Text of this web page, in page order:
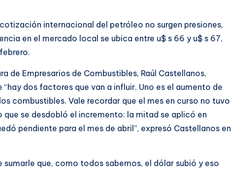
internacional del petróleo no surgen presiones,
en el mercado local se ubica entre u$ s 66 y u$ s 67,
de Empresarios de Combustibles, Raúl Castellanos,
dos factores que van a influir. Uno es el aumento de
combustibles. Vale recordar que el mes en curso no tuvo
que se desdobló el incremento: la mitad se aplicó en
pendiente para el mes de abril”, expresó Castellanos en
sumarle que, como todos sabemos, el dólar subió y eso